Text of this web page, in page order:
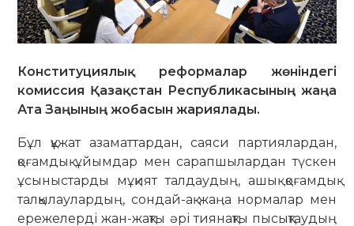
Конституциялық реформалар жөніндегі
комиссия Қазақстан Республикасының жаңа
Ата Заңының жобасын жариялады.
Бұл құжат азаматтардан, саяси партиялардан,
қоғамдық ұйымдар мен сарапшылардан түскен
ұсыныстарды мұқият талдаудың, ашық қоғамдық
талқылаулардың, сондай-ақ жаңа нормалар мен
ережелерді жан-жақты әрі тиянақты пысықтаудың